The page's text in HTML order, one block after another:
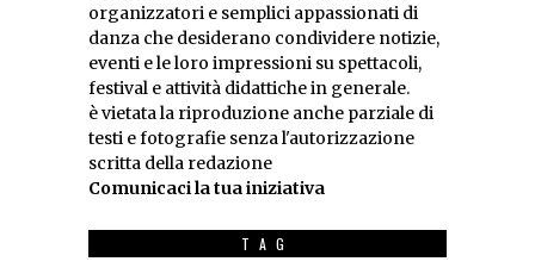
organizzatori e semplici appassionati di
danza che desiderano condividere notizie,
eventi e le loro impressioni su spettacoli,
festival e attività didattiche in generale.
è vietata la riproduzione anche parziale di
testi e fotografie senza l'autorizzazione
scritta della redazione
Comunicaci la tua iniziativa
TAG